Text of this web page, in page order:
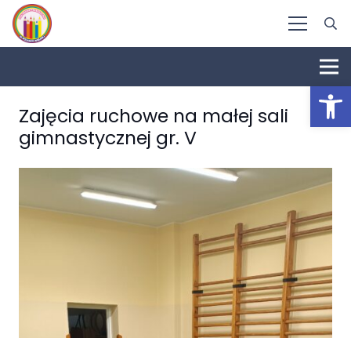
Zajęcia ruchowe na małej sali
gimnastycznej gr. V